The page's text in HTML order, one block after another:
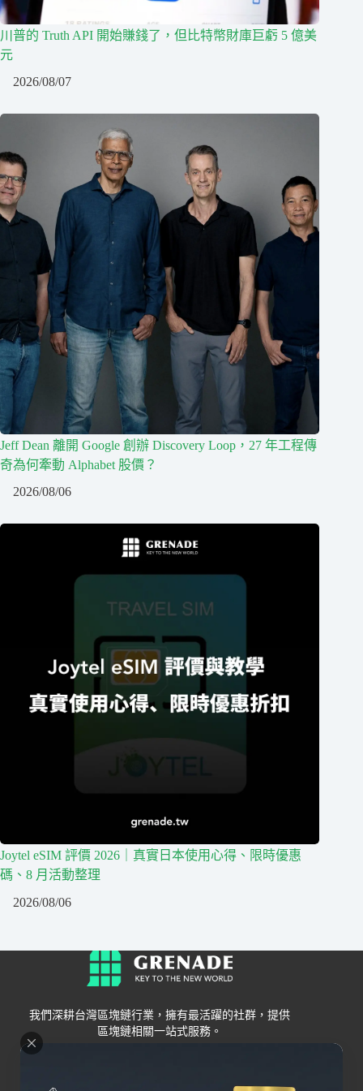
川普的 Truth API 開始賺錢了，但比特幣財庫巨虧 5 億美
元
2026/08/07
Jeff Dean 離開 Google 創辦 Discovery Loop，27 年工程傳
奇為何牽動 Alphabet 股價？
2026/08/06
Joytel eSIM 評價 2026｜真實日本使用心得、限時優惠
碼、8 月活動整理
2026/08/06
我們深耕台灣區塊鏈行業，擁有最活躍的社群，提供
區塊鏈相關一站式服務。